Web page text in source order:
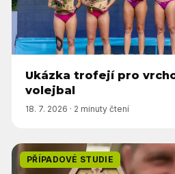
Ukázka trofejí pro
volejbal
18. 7. 2026 · 2 minuty čtení
PŘÍPADOVÉ STUDIE